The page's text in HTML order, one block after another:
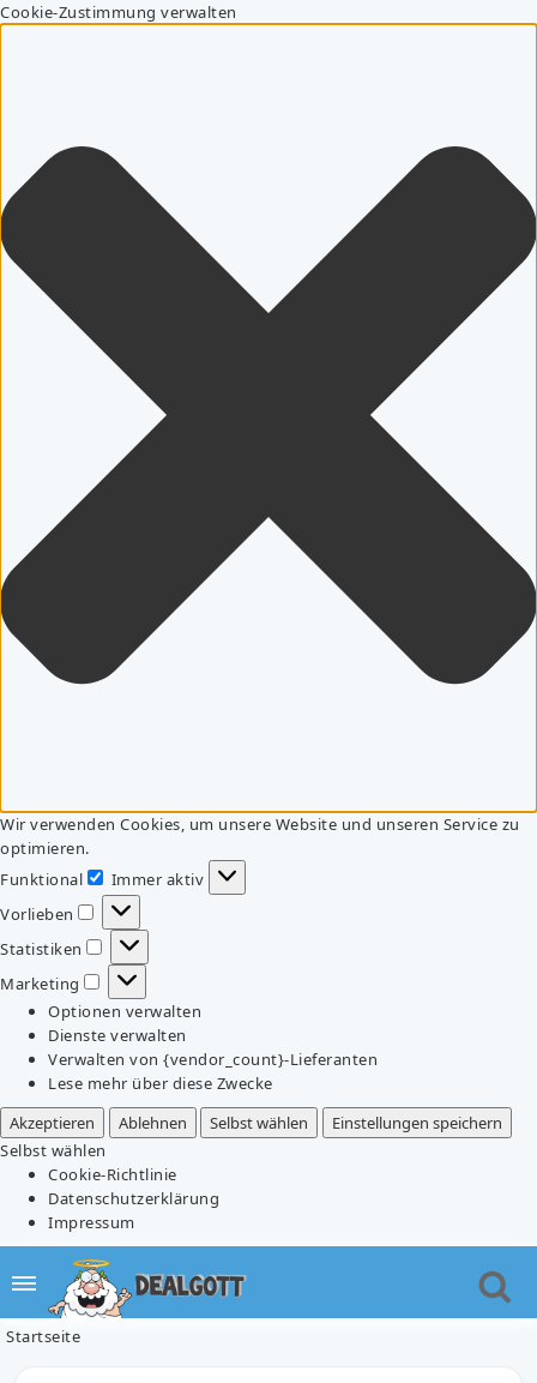
Cookie-Zustimmung verwalten
Wir verwenden Cookies, um unsere Website und unseren Service zu
optimieren.
Funktional
Funktional
Immer aktiv
Vorlieben
Vorlieben
Statistiken
Statistiken
Marketing
Marketing
Optionen verwalten
Dienste verwalten
Verwalten von {vendor_count}-Lieferanten
Lese mehr über diese Zwecke
Akzeptieren
Ablehnen Selbst wählen
Einstellungen speichern
Selbst wählen
Cookie-Richtlinie
Datenschutzerklärung
Impressum
Startseite